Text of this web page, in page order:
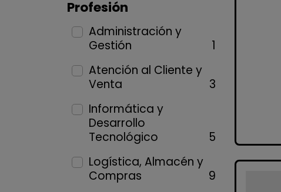
Profesión
Administración y
Gestión
1
Atención al Cliente y
Venta
3
Informática y
Desarrollo
Tecnológico
5
Logística, Almacén y
Compras
9